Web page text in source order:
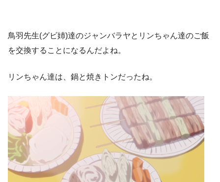
鳥羽先生(グビ姉)達のジャンバラヤとリンちゃん達のご飯
を交換することになるんだよね。
リンちゃん達は、鍋と焼きトンだったね。